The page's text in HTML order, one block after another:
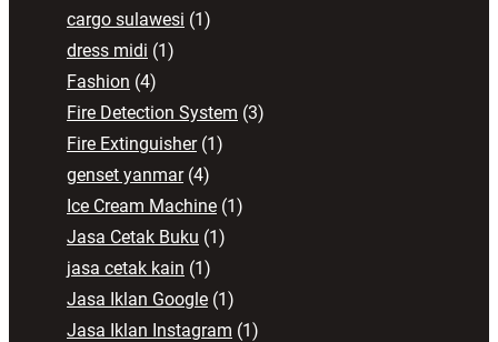
cargo sulawesi (1)
dress midi (1)
Fashion (4)
Fire Detection System (3)
Fire Extinguisher(1)
genset yanmar(4)
Ice Cream Machine (1)
Jasa Cetak Buku (1)
jasa cetak kain (1)
Jasa Iklan Google (1)
Jasa Iklan Instagram (1)